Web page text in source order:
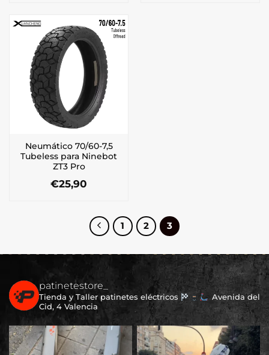
Neumático 70/60-7,5
Tubeless para Ninebot
ZT3 Pro
€25,90
1 2 3
patinetestore_
Tienda y Taller patinetes eléctricos
Avenida del
Cid, 4 Valencia